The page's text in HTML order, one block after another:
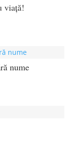
viață!
nume